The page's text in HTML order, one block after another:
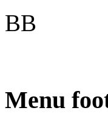
BB
Menu